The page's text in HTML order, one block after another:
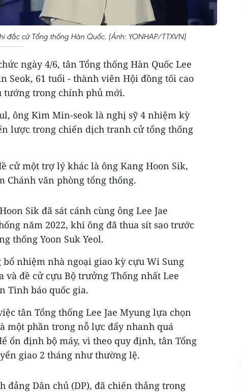
cử Tổng thống Hàn Quốc. (Ảnh: YONHAP/TTXVN)
ngày 4/6, tân Tổng thống Hàn Quốc Lee
Seok, 61 tuổi - thành viên Hội đồng tối cao
tướng trong chính phủ mới.
ông Kim Min-seok là nghị sỹ 4 nhiệm kỳ
lược trong chiến dịch tranh cử tổng thống
cử một trợ lý khác là ông Kang Hoon Sik,
Chánh văn phòng tổng thống.
Sik đã sát cánh cùng ông Lee Jae
năm 2022, khi ông đã thua sít sao trước
thống Yoon Suk Yeol.
bổ nhiệm nhà ngoại giao kỳ cựu Wi Sung
và đề cử cựu Bộ trưởng Thống nhất Lee
Tình báo quốc gia.
tân Tổng thống Lee Jae Myung lựa chọn
một phần trong nỗ lực đẩy nhanh quá
ổn định bộ máy, vì theo quy định, tân Tổng
giao 2 tháng như thường lệ.
đảng Dân chủ (DP), đã chiến thắng trong